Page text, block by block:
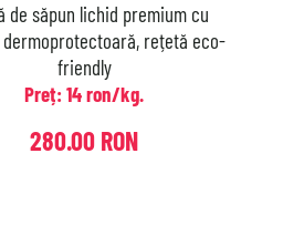
de săpun lichid premium cu
rețetă eco-
friendly
Preț: 14 ron/kg.
280.00 RON